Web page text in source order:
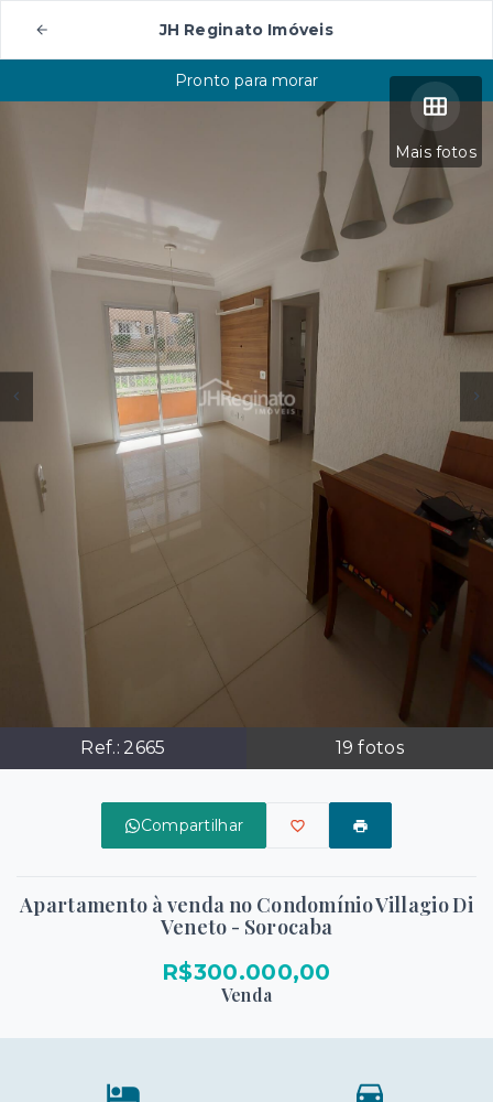
JH Reginato Imóveis
Mais fotos
Ref.: 2665 19 fotos
Pronto para morar
Compartilhar
Apartamento à venda no Condomínio Villagio Di
Veneto - Sorocaba
R$300.000,00
Venda